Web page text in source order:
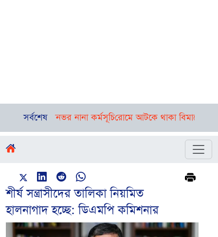
সর্বশেষ
দিনভর নানা কর্মসূচিরোমে আটকে থাকা বিমানের ফ্লাইট
শীর্ষ সন্ত্রাসীদের তালিকা নিয়মিত
হালনাগাদ হচ্ছে: ডিএমপি কমিশনার